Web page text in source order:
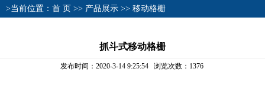
>当前位置： 首 页 >> 产品展示 >> 移动格栅
抓斗式移动格栅
发布时间：2020-3-14 9:25:54 浏览次数： 1376